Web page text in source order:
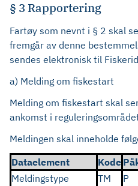
§ 3 Rapportering
Fartøy som nevnt i § 2 skal
fremgår av denne
sendes elektronisk til
a) Melding om fiskestart
Melding om fiskestart skal
ankomst i
Meldingen skal inneholde
Dataelement
Kode
Meldingstype
TM P